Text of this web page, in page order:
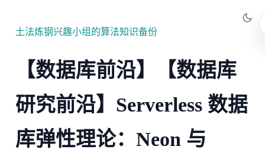
土法炼钢兴趣小组的算法知识备份
【数据库前沿】【数据库
研究前沿】Serverless 数据
库弹性理论：Neon 与